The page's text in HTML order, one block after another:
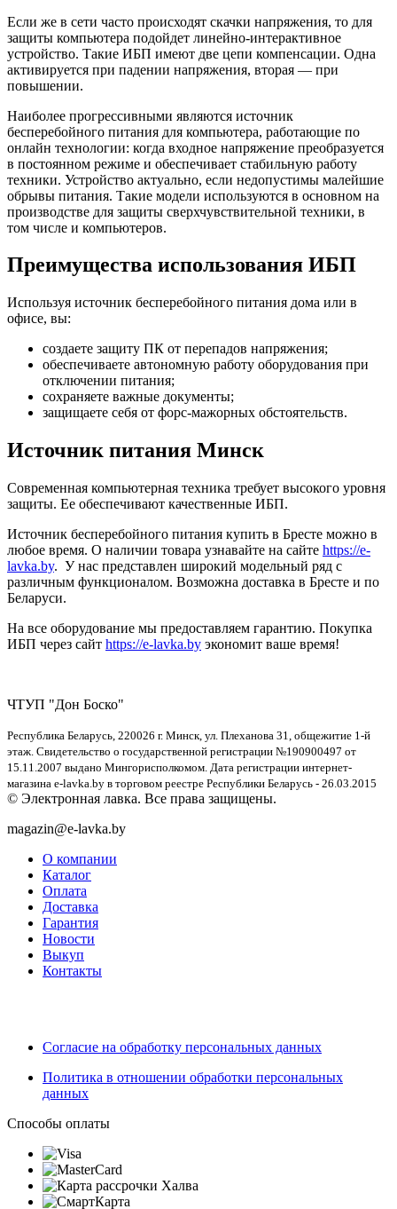
Если же в сети часто происходят скачки напряжения, то для
защиты компьютера подойдет линейно-интерактивное
устройство. Такие ИБП имеют две цепи компенсации. Одна
активируется при падении напряжения, вторая — при
повышении.
Наиболее прогрессивными являются источник
бесперебойного питания для компьютера, работающие по
онлайн технологии: когда входное напряжение преобразуется
в постоянном режиме и обеспечивает стабильную работу
техники. Устройство актуально, если недопустимы малейшие
обрывы питания. Такие модели используются в основном на
производстве для защиты сверхчувствительной техники, в
том числе и компьютеров.
Преимущества использования ИБП
Используя источник бесперебойного питания дома или в
офисе, вы:
создаете защиту ПК от перепадов напряжения;
обеспечиваете автономную работу оборудования при
отключении питания;
сохраняете важные документы;
защищаете себя от форс-мажорных обстоятельств.
Источник питания Минск
Современная компьютерная техника требует высокого уровня
защиты. Ее обеспечивают качественные ИБП.
Источник бесперебойного питания купить в Бресте можно в
любое время. О наличии товара узнавайте на сайте https://e-
lavka.by. У нас представлен широкий модельный ряд с
различным функционалом. Возможна доставка в Бресте и по
Беларуси.
На все оборудование мы предоставляем гарантию. Покупка
ИБП через сайт https://e-lavka.by экономит ваше время!
ЧТУП "Дон Боско"
Республика Беларусь, 220026 г. Минск, ул. Плеханова 31, общежитие 1-й
этаж. Свидетельство о государственной регистрации №190900497 от
15.11.2007 выдано Мингорисполкомом. Дата регистрации интернет-
магазина e-lavka.by в торговом реестре Республики Беларусь - 26.03.2015
© Электронная лавка. Все права защищены.
magazin@e-lavka.by
О компании
Каталог
Оплата
Доставка
Гарантия
Новости
Выкуп
Контакты
Согласие на обработку персональных данных
Политика в отношении обработки персональных
данных
Способы оплаты